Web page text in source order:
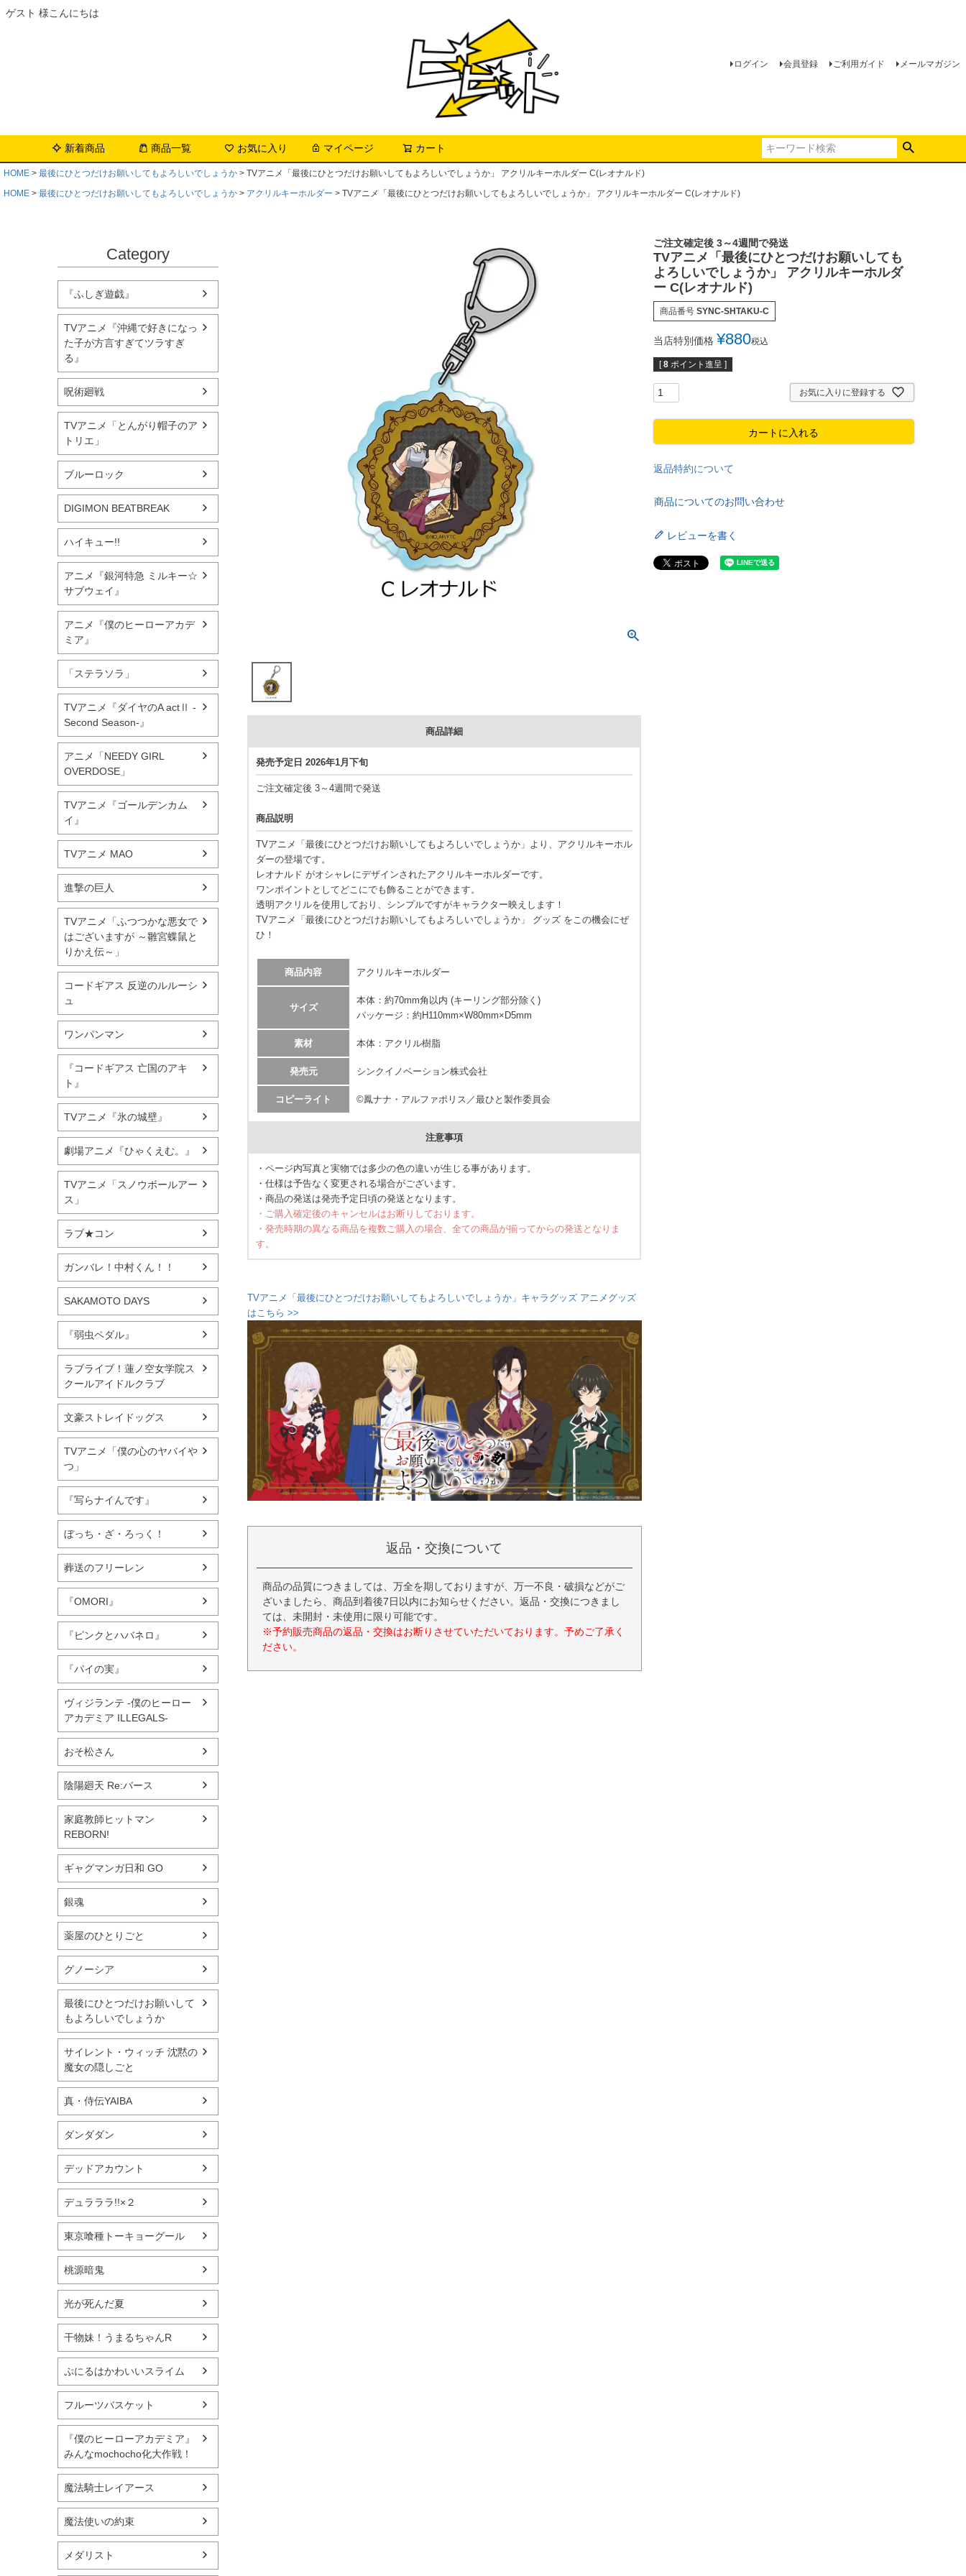
ゲスト 様こんにちは
ログイン 会員登録 ご利用ガイド メールマガジン
新着商品 商品一覧 お気に入り マイページ カート
HOME 最後にひとつだけお願いしてもよろしいでしょうか
TVアニメ「最後にひとつだけお願いしてもよろしいでしょうか」 アクリルキーホルダー C(レオナルド)
HOME
最後にひとつだけお願いしてもよろしいでしょうか アクリルキーホルダー TVアニメ「最後にひとつだけお願いしてもよろしいでしょうか」 アクリルキーホルダー C(レオナルド)
Category
『ふしぎ遊戯』
TVアニメ『沖縄で好きになっ
た子が方言すぎてツラすぎ
る』
呪術廻戦
TVアニメ「とんがり帽子のア
トリエ」
ブルーロック
DIGIMON BEATBREAK
ハイキュー!!
アニメ『銀河特急 ミルキー☆
サブウェイ』
アニメ『僕のヒーローアカデ
ミア』
「ステラソラ」
TVアニメ『ダイヤのA actⅡ -
Second Season-』
アニメ「NEEDY GIRL
OVERDOSE」
TVアニメ『ゴールデンカム
イ』
TVアニメ MAO
進撃の巨人
TVアニメ「ふつつかな悪女で
はございますが ～雛宮蝶鼠と
りかえ伝～」
コードギアス 反逆のルルーシ
ュ
ワンパンマン
『コードギアス 亡国のアキ
ト』
TVアニメ『氷の城壁』
劇場アニメ『ひゃくえむ。』
TVアニメ「スノウボールアー
ス」
ラブ★コン
ガンバレ！中村くん！！
SAKAMOTO DAYS
『弱虫ペダル』
ラブライブ！蓮ノ空女学院ス
クールアイドルクラブ
文豪ストレイドッグス
TVアニメ「僕の心のヤバイや
つ」
『写らナイんです』
ぼっち・ざ・ろっく！
葬送のフリーレン
『OMORI』
『ピンクとハバネロ』
『パイの実』
ヴィジランテ -僕のヒーロー
アカデミア ILLEGALS-
おそ松さん
陰陽廻天 Re:バース
家庭教師ヒットマン
REBORN!
ギャグマンガ日和 GO
銀魂
薬屋のひとりごと
グノーシア
最後にひとつだけお願いして
もよろしいでしょうか
サイレント・ウィッチ 沈黙の
魔女の隠しごと
真・侍伝YAIBA
ダンダダン
デッドアカウント
デュラララ!!×２
東京喰種トーキョーグール
桃源暗鬼
光が死んだ夏
干物妹！うまるちゃんR
ぷにるはかわいいスライム
フルーツバスケット
『僕のヒーローアカデミア』
みんなmochocho化大作戦！
魔法騎士レイアース
魔法使いの約束
メダリスト
商品詳細
発売予定日 2026年1月下旬
ご注文確定後 3～4週間で発送
商品説明
TVアニメ「最後にひとつだけお願いしてもよろしいでしょうか」より、アクリルキーホル
ダーの登場です。
レオナルド がオシャレにデザインされたアクリルキーホルダーです。
ワンポイントとしてどこにでも飾ることができます。
透明アクリルを使用しており、シンプルですがキャラクター映えします！
TVアニメ「最後にひとつだけお願いしてもよろしいでしょうか」 グッズ をこの機会にぜ
ひ！
商品内容 アクリルキーホルダー
サイズ
本体：約70mm角以内 (キーリング部分除く)
パッケージ：約H110mm×W80mm×D5mm
素材 本体：アクリル樹脂
発売元 シンクイノベーション株式会社
コピーライト ©鳳ナナ・アルファポリス／最ひと製作委員会
注意事項
・ページ内写真と実物では多少の色の違いが生じる事があります。
・仕様は予告なく変更される場合がございます。
・商品の発送は発売予定日頃の発送となります。
・ご購入確定後のキャンセルはお断りしております。
・発売時期の異なる商品を複数ご購入の場合、全ての商品が揃ってからの発送となりま
す。
TVアニメ「最後にひとつだけお願いしてもよろしいでしょうか」キャラグッズ アニメグッズ
はこちら >>
返品・交換について
商品の品質につきましては、万全を期しておりますが、万一不良・破損などがご
ざいましたら、商品到着後7日以内にお知らせください。返品・交換につきまし
ては、未開封・未使用に限り可能です。
※予約販売商品の返品・交換はお断りさせていただいております。予めご了承く
ださい。
ご注文確定後 3～4週間で発送
TVアニメ「最後にひとつだけお願いしても
よろしいでしょうか」 アクリルキーホルダ
ー C(レオナルド)
商品番号 SYNC-SHTAKU-C
当店特別価格 ¥880税込
[ 8 ポイント進呈 ]
お気に入りに登録する
カートに入れる
返品特約について
商品についてのお問い合わせ
レビューを書く